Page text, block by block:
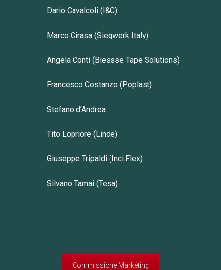
Dario Cavalcoli (I&C)
Marco Cirasa (Siegwerk Italy)
Angela Conti (Biessse Tape Solutions)
Francesco Costanzo (Poplast)
Stefano d’Andrea
Tito Lopriore (Linde)
Giuseppe Tripaldi (Inci.Flex)
Silvano Tamai (Tesa)
Commissione Marketing